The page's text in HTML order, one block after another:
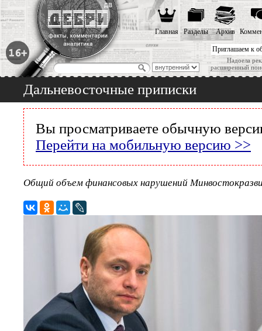
Приглашаем к
Надоела
расширенный
Главная Разделы Архив
Дальневосточные приписки
Вы просматриваете обычную
Перейти на мобильную версию >>
Общий объем финансовых нарушений